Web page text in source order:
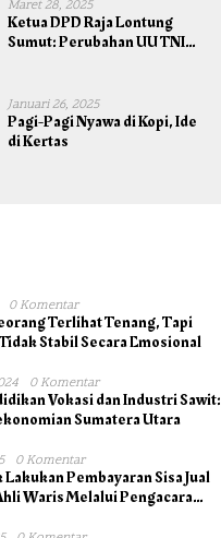
Maret 28, 2025
Ketua DPD Raja Lontung
Sumut: Perubahan UU TNI
Kepentingan Negara dan
Bangsa
Januari 26, 2025
Pagi-Pagi Nyawa di Kopi, Ide
di Kertas
0 Komentar
Terlihat Tenang, Tapi
Stabil Secara Emosional
0 Komentar
Vokasi dan Industri Sawit:
Sumatera Utara
0 Komentar
Pembayaran Sisa Jual
Waris Melalui Pengacara